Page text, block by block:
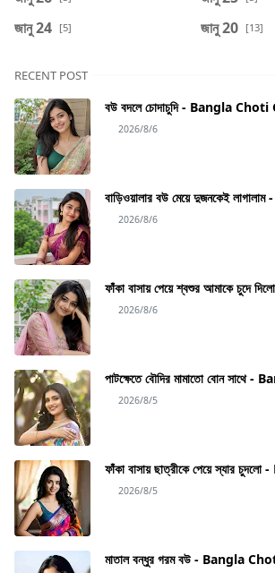
জানু 24 [5] জানু 20 [13]
RECENT POST
বউ বদলে চোদাচুদি - Bangla
2026/8/6
বাড়িওয়ালার বউ মেয়ে দুজনকেই
2026/8/6
ফাঁকা বাসায় পেয়ে শ্বশুর আমাকে চুদে
2026/8/6
পাটক্ষেতে বৌদির মামাতো বোন সাথে
2026/8/5
ফাঁকা বাসায় ছাত্রীকে পেয়ে স্যার
2026/8/5
মাতাল বন্ধুর গরম বউ - Bangla